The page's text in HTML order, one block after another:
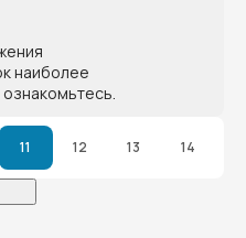
наиболее
11 12 13 14